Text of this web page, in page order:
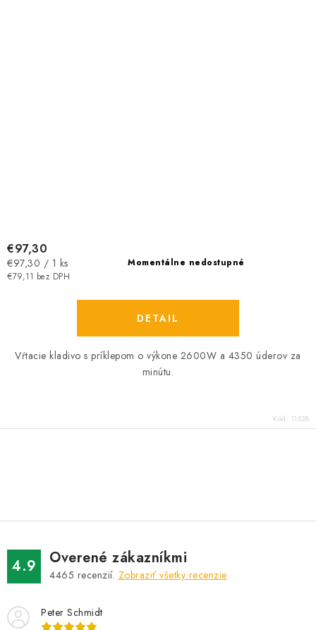
Momentálne nedostupné
€79,11 bez DPH
€97,30
Jednotková
cena:
€97,30 / 1 ks
DETAIL
Vŕtacie kladivo s príklepom o výkone 2600W a 4350 úderov za
minútu.
Kód: 11538
á
d
a
c
e
4.9 Overené zákazníkmi
4465 recenzií. Zobraziť všetky recenzie
Peter Schmidt